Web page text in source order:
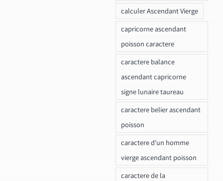
calculer Ascendant Vierge
capricorne ascendant
poisson caractere
caractere balance
ascendant capricorne
signe lunaire taureau
caractere belier ascendant
poisson
caractere d'un homme
vierge ascendant poisson
caractere de la